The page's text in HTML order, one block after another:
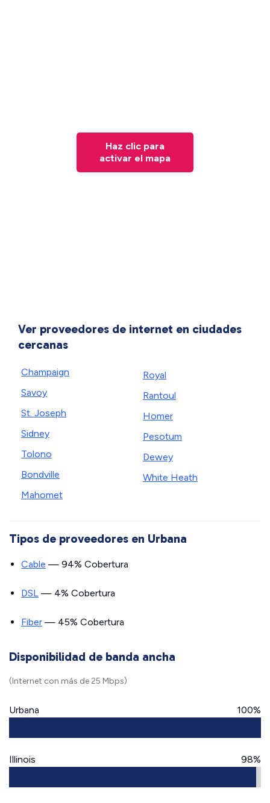
Haz clic para
activar el mapa
Ver proveedores de internet en ciudades
cercanas
Champaign
Savoy
St. Joseph
Sidney
Tolono
Bondville
Mahomet
Royal
Rantoul
Homer
Pesotum
Dewey
White Heath
Tipos de proveedores en Urbana
Cable — 94% Cobertura
DSL — 4% Cobertura
Fiber — 45% Cobertura
Disponibilidad de banda ancha
(Internet con más de 25 Mbps)
Urbana 100%
Illinois 98%